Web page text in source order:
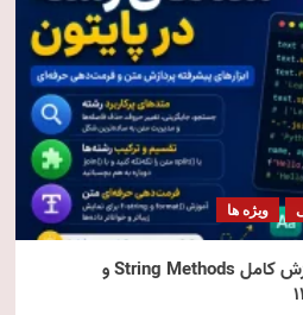
ویژه ها
متدهای رشته در پایتون؛ آموزش کامل String Methods و